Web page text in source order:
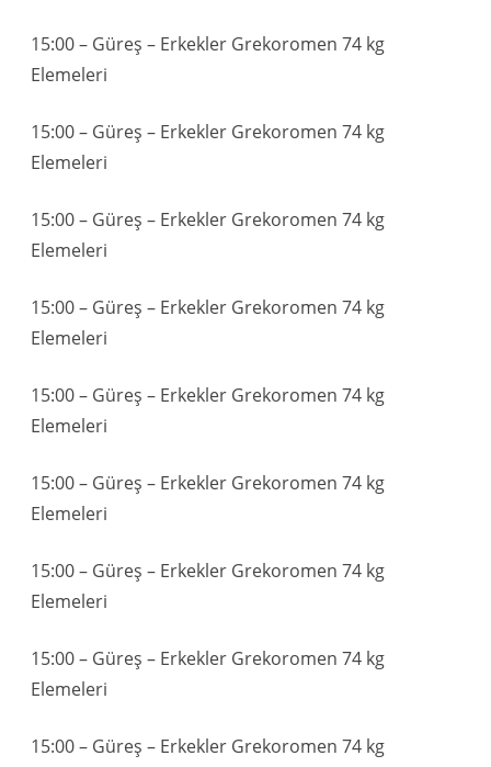
15:00 – Güreş – Erkekler Grekoromen 74 kg
Elemeleri
15:00 – Güreş – Erkekler Grekoromen 74 kg
Elemeleri
15:00 – Güreş – Erkekler Grekoromen 74 kg
Elemeleri
15:00 – Güreş – Erkekler Grekoromen 74 kg
Elemeleri
15:00 – Güreş – Erkekler Grekoromen 74 kg
Elemeleri
15:00 – Güreş – Erkekler Grekoromen 74 kg
Elemeleri
15:00 – Güreş – Erkekler Grekoromen 74 kg
Elemeleri
15:00 – Güreş – Erkekler Grekoromen 74 kg
Elemeleri
15:00 – Güreş – Erkekler Grekoromen 74 kg